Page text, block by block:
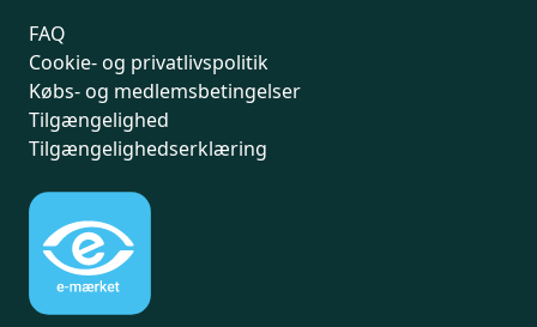
FAQ
Cookie- og privatlivspolitik
Købs- og medlemsbetingelser
Tilgængelighed
Tilgængelighedserklæring